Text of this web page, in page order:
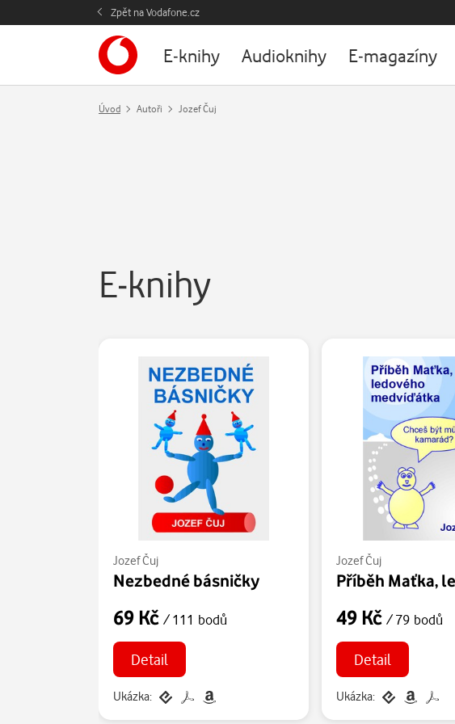
Zpět na Vodafone.cz
E-knihy Audioknihy E-magazíny
Úvod Autoři Jozef Čuj
E-knihy
Jozef Čuj
Nezbedné básničky
69 Kč / 111 bodů
Detail
Ukázka:
Jozef Čuj
49 Kč / 79 bodů
Detail
Ukázka: